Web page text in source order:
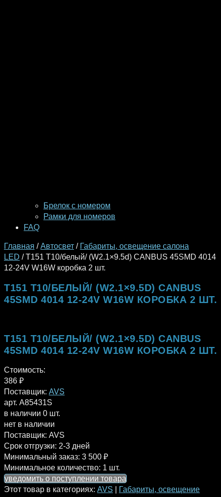
Брелок с номером
Рамки для номеров
FAQ
Главная /Автосвет / Габариты, освещение салона
LED / T151 T10/белый/ (W2.1×9.5d) CANBUS 45SMD 4014
12-24V W16W коробка 2 шт.
T151 T10/БЕЛЫЙ/ (W2.1×9.5D) CANBUS
45SMD 4014 12-24V W16W КОРОБКА 2 ШТ.
T151 T10/БЕЛЫЙ/ (W2.1×9.5D) CANBUS
45SMD 4014 12-24V W16W КОРОБКА 2 ШТ.
Стоимость:
386 ₽
Поставщик: AVS
арт. A85431S
в наличии 0 шт.
нет в наличии
Поставщик: AVS
Срок отгрузки: 2-3 дней
Минимальный заказ: 3 500 ₽
Минимальное количество: 1 шт.
уведомить о поступлении товара
Этот товар в категориях: AVS
Габариты, освещение